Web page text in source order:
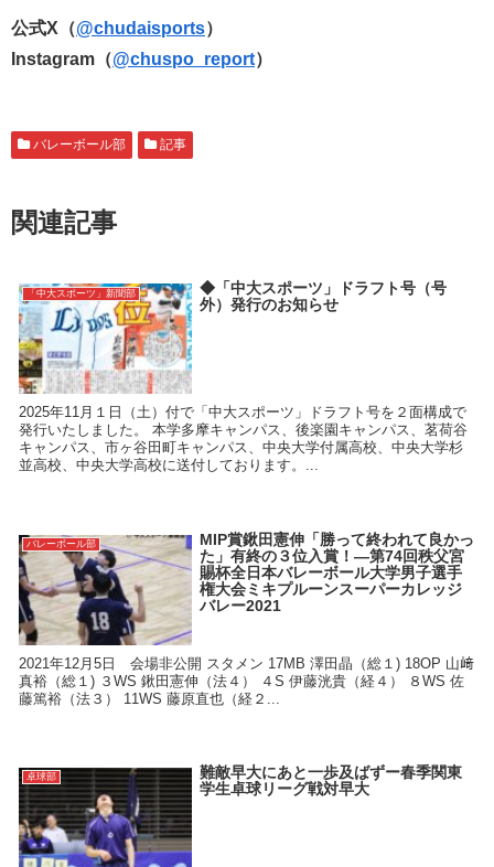
公式X（@chudaisports）
Instagram（@chuspo_report）
バレーボール部 記事
関連記事
「中大スポーツ」新聞部
◆「中大スポーツ」ドラフト号（号
外）発行のお知らせ
2025年11月１日（土）付で「中大スポーツ」ドラフト号を２面構成で
発行いたしました。 本学多摩キャンパス、後楽園キャンパス、茗荷谷
キャンパス、市ヶ谷田町キャンパス、中央大学付属高校、中央大学杉
並高校、中央大学高校に送付しております。...
バレーボール部
MIP賞鍬田憲伸「勝って終われて良かっ
た」有終の３位入賞！―第74回秩父宮
賜杯全日本バレーボール大学男子選手
権大会ミキプルーンスーパーカレッジ
バレー2021
2021年12月5日 会場非公開 スタメン 17MB 澤田晶（総１) 18OP 山﨑
真裕（総１) ３WS 鍬田憲伸（法４） ４S 伊藤洸貴（経４） ８WS 佐
藤篤裕（法３） 11WS 藤原直也（経２...
卓球部
難敵早大にあと一歩及ばずー春季関東
学生卓球リーグ戦対早大